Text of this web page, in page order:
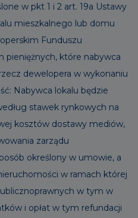
w pkt 1 i 2 art. 19a Ustawy
mieszkalnego lub domu
Funduszu
pieniężnych, które nabywca
dewelopera w wykonaniu
Nabywca lokalu będzie
stawek rynkowych na
kosztów dostawy mediów,
zarządu
określony w umowie, a
w ramach której
w tym w
i opłat w tym refundacji